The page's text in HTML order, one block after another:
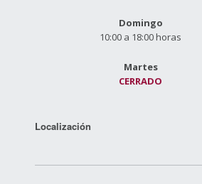
Domingo
10:00 a 18:00 horas
Martes
CERRADO
Localización